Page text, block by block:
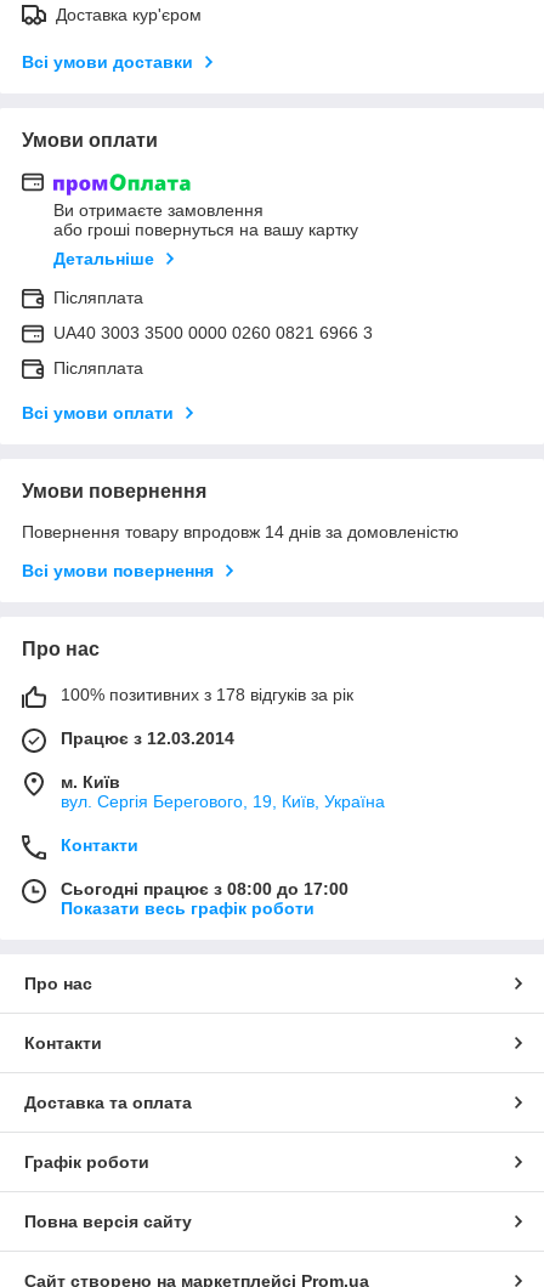
Доставка кур'єром
Всі умови доставки
Умови оплати
Ви отримаєте замовлення
або гроші повернуться на вашу картку
Детальніше
Післяплата
UA40 3003 3500 0000 0260 0821 6966 3
Післяплата
Всі умови оплати
Умови повернення
Повернення товару впродовж 14 днів за домовленістю
Всі умови повернення
Про нас
100% позитивних з 178 відгуків за рік
Працює з 12.03.2014
м. Київ
вул. Сергія Берегового, 19, Київ, Україна
Контакти
Сьогодні працює з 08:00 до 17:00
Показати весь графік роботи
Про нас
Контакти
Доставка та оплата
Графік роботи
Повна версія сайту
Сайт створено на маркетплейсі Prom.ua